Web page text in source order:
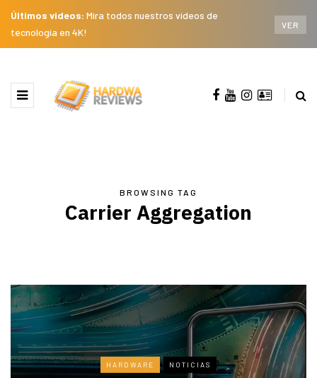
Últimos videos: Mira todos nuestros videos de
tecnología en 4K!
VER
BROWSING TAG
Carrier Aggregation
HARDWARE NOTICIAS